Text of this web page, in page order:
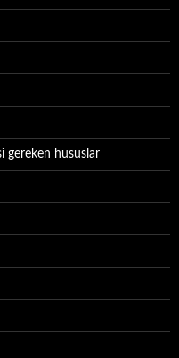
gereken hususlar